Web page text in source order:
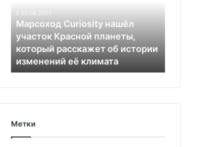
планеты,
который
расскажет
об
истории
изменений
22.08.2021
Марсоход Curiosity нашёл
участок Красной планеты,
который расскажет об истории
изменений её климата
Метки